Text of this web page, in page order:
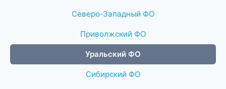
Северо-Западный ФО
Приволжский ФО
Уральский ФО
Сибирский ФО